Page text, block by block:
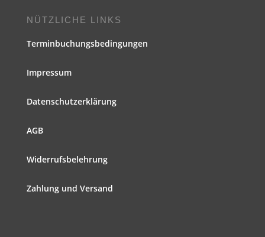
NÜTZLICHE LINKS
Terminbuchungsbedingungen
Impressum
Datenschutzerklärung
AGB
Widerrufsbelehrung
Zahlung und Versand